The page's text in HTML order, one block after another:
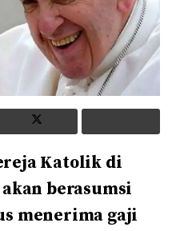
Katolik di
berasumsi
menerima gaji